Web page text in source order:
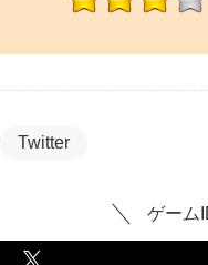
Twitter
ゲーム